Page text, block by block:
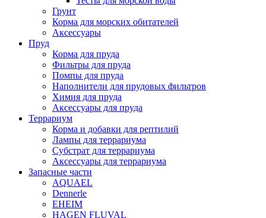
Грунт
Корма для морских обитателей
Аксессуары
Пруд
Корма для пруда
Фильтры для пруда
Помпы для пруда
Наполнители для прудовых фильтров
Химия для пруда
Аксессуары для пруда
Террариум
Корма и добавки для рептилий
Лампы для террариума
Субстрат для террариума
Аксессуары для террариума
Запасные части
AQUAEL
Dennerle
EHEIM
HAGEN FLUVAL